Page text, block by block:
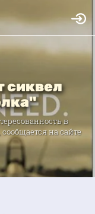
сиквел
в
на сайте